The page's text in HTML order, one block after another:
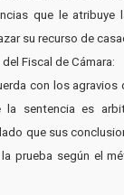
que le atribuye
su recurso de
Fiscal de Cámara:
con los agravios
sentencia es
que sus
prueba según el